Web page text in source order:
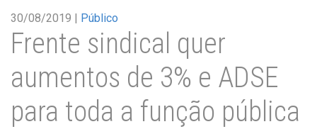
30/08/2019 | Público
Frente sindical quer
aumentos de 3% e ADSE
para toda a função pública